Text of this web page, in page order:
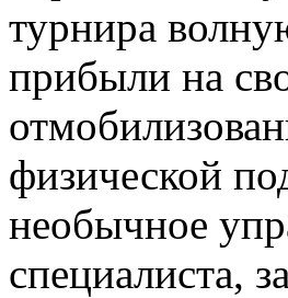
турнира
прибыли на
физической
необычное
специалиста,